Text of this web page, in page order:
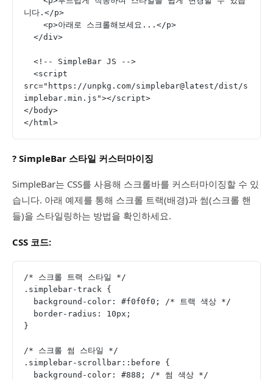
니다.</p>
    <p>아래로 스크롤해보세요...</p>
  </div>
  <!-- SimpleBar JS -->
src="https://unpkg.com/simplebar@latest/dist/s
implebar.min.js"></script>
</body>
</html>
? SimpleBar 스타일 커스터마이징
SimpleBar는 CSS를 사용해 스크롤바를 커스터마이징할 수 있
습니다. 아래 예제를 통해 스크롤 트랙(배경)과 썸(스크롤 핸
들)을 스타일링하는 방법을 확인하세요.
CSS 코드:
/* 스크롤 트랙 스타일 */
.simplebar-track {
  background-color: #f0f0f0; /* 트랙 색상 */
  border-radius: 10px;
}
/* 스크롤 썸 스타일 */
.simplebar-scrollbar::before {
  background-color: #888; /* 썸 색상 */